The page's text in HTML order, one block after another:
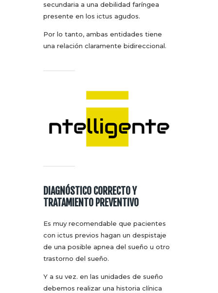
secundaria a una debilidad faríngea
presente en los ictus agudos.
Por lo tanto, ambas entidades tiene
una relación claramente bidireccional.
DIAGNÓSTICO CORRECTO Y
TRATAMIENTO PREVENTIVO
Es muy recomendable que pacientes
con ictus previos hagan un despistaje
de una posible apnea del sueño u otro
trastorno del sueño.
Y a su vez. en las unidades de sueño
debemos realizar una historia clínica